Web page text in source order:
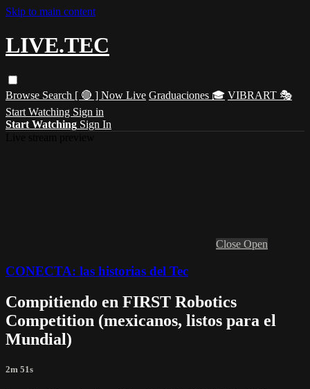
Skip to main content
LIVE.TEC
Browse Search [ 🔴 ] Now Live Graduaciones 🎓 VIBRART 🎭
Start Watching Sign in
Start Watching Sign In
Close Open
CONECTA: las historias del Tec
Compitiendo en FIRST Robotics
Competition (mexicanos, listos para el
Mundial)
2m 51s